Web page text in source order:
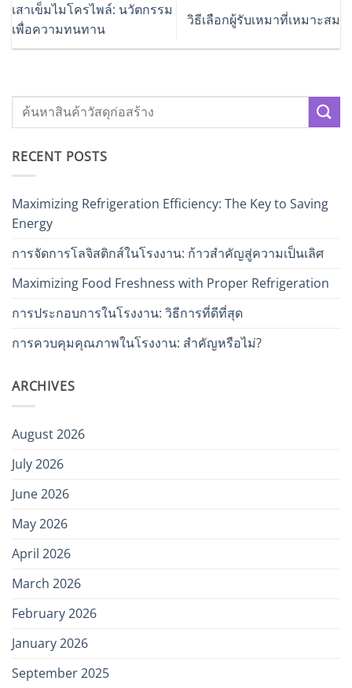
เสาเข็มไมโครไพล์: นวัตกรรม
เพื่อความทนทาน
วิธีเลือกผู้รับเหมาที่เหมาะสม
RECENT POSTS
Maximizing Refrigeration Efficiency: The Key to Saving
Energy
การจัดการโลจิสติกส์ในโรงงาน: ก้าวสำคัญสู่ความเป็นเลิศ
Maximizing Food Freshness with Proper Refrigeration
การประกอบการในโรงงาน: วิธีการที่ดีที่สุด
การควบคุมคุณภาพในโรงงาน: สำคัญหรือไม่?
ARCHIVES
August 2026
July 2026
June 2026
May 2026
April 2026
March 2026
February 2026
January 2026
September 2025